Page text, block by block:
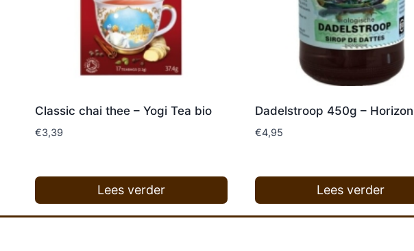
Classic chai thee – Yogi Tea bio
€3,39
Lees verder
Dadelstroop 450g –
€4,95
Lees verder